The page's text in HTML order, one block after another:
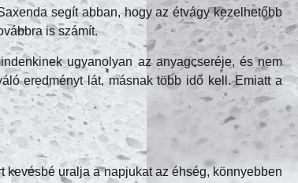
segít abban, hogy az étvágy kezelhetőbb
is számít.
ugyanolyan az anyagcseréje, és nem
eredményt lát, másnak több idő kell. Emiatt a
uralja a napjukat az éhség, könnyebben